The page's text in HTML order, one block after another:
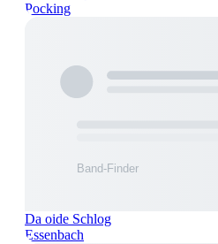
Pocking
Da oide Schlog
Essenbach